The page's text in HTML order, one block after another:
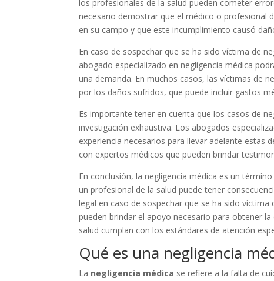
los profesionales de la salud pueden cometer
necesario demostrar que el médico o profesional
en su campo y que este incumplimiento causó
En caso de sospechar que se ha sido víctima de
abogado especializado en negligencia médica
una demanda. En muchos casos, las víctimas de
por los daños sufridos, que puede incluir gastos
Es importante tener en cuenta que los casos de
investigación exhaustiva. Los abogados
experiencia necesarios para llevar adelante estas
con expertos médicos que pueden brindar
En conclusión, la negligencia médica es un
un profesional de la salud puede tener
legal en caso de sospechar que se ha sido
pueden brindar el apoyo necesario para obtener
salud cumplan con los estándares de atención
Qué es una negligencia
La negligencia médica se refiere a la falta de